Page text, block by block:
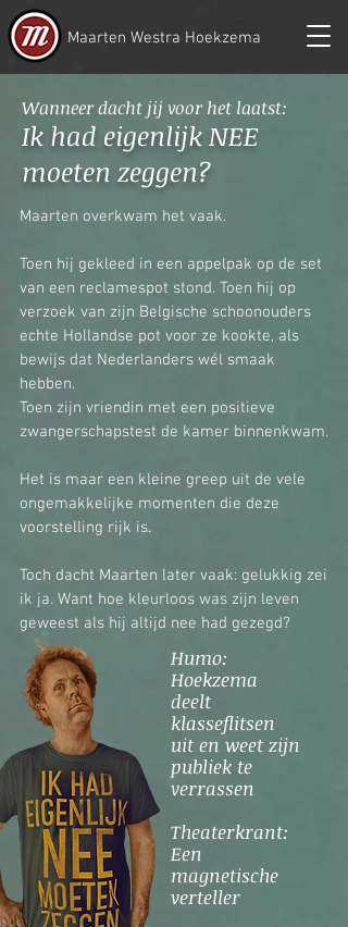
Maarten Westra Hoekzema
Wanneer dacht jij voor het laatst:
Ik had eigenlijk NEE
moeten zeggen?
Humo:
Hoekzema
deelt
klasseflitsen
uit en weet zijn
publiek te
verrassen
Theaterkrant:
Een
magnetische
verteller
Maarten overkwam het vaak.
Toen hij gekleed in een appelpak op de set
van een reclamespot stond. Toen hij op
verzoek van zijn Belgische schoonouders
echte Hollandse pot voor ze kookte, als
bewijs dat Nederlanders wél smaak
hebben.
Toen zijn vriendin met een positieve
zwangerschapstest de kamer binnenkwam.
Het is maar een kleine greep uit de vele
ongemakkelijke momenten die deze
voorstelling rijk is.
Toch dacht Maarten later vaak: gelukkig zei
ik ja. Want hoe kleurloos was zijn leven
geweest als hij altijd nee had gezegd?